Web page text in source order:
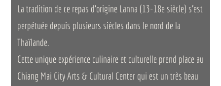
La tradition de ce repas d’origine Lanna (13-18e siècle) s’est
perpétuée depuis plusieurs siècles dans le nord de la
Thaïlande.
Cette unique expérience culinaire et culturelle prend place au
Chiang Mai City Arts & Cultural Center qui est un très beau